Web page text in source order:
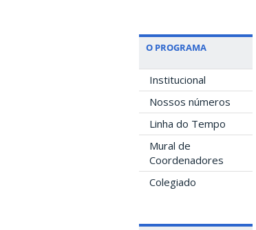
O PROGRAMA
Institucional
Nossos números
Linha do Tempo
Mural de
Coordenadores
Colegiado